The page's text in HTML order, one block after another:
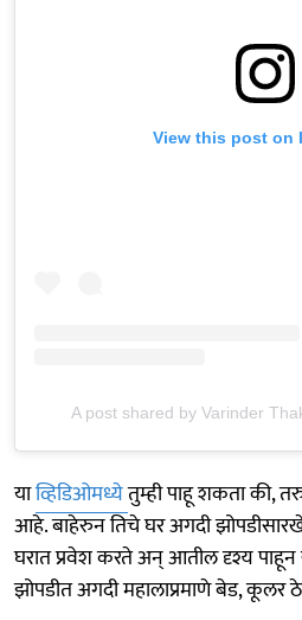
View this post on
A post shared by Varinder
याव्हिडिओमध्येतुम्ही पाहू शकता की,
आहे. बाहेरुन तिचे घर अगदी
घरात प्रवेश करते अन् आतील दृश्य
झोपडीत अगदी महालाप्रमाणे बेड,